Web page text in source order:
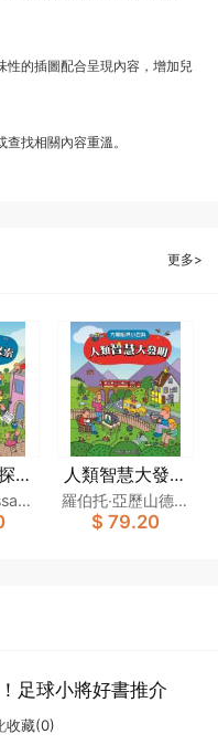
性的插圖配合呈現內容，增加兒
找相關內容重溫。
更多>
索
百
人類智慧大發明
〔大開眼界小百
科〕
羅伯托‧亞歷山德里
尼,欽齊亞‧邦奇,洛
$ 79.20
足球小將好書推介
收藏(0)